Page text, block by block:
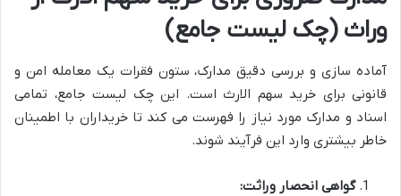
وراث (چک لیست جامع)
آماده سازی و بررسی دقیق مدارک، ستون فقرات یک معامله امن و
قانونی برای خرید سهم الارث است. این چک لیست جامع، تمامی
اسناد و مدارک مورد نیاز را فهرست می کند تا خریداران با اطمینان
خاطر بیشتری وارد این فرآیند شوند.
گواهی انحصار وراثت: